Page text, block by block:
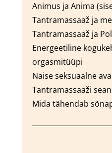
Animus ja Anima
Tantramassaaž ja
Tantramassaaž ja
Energeetiline
orgasmitüüpi
Naise seksuaalne
Tantramassaaži
Mida tähendab